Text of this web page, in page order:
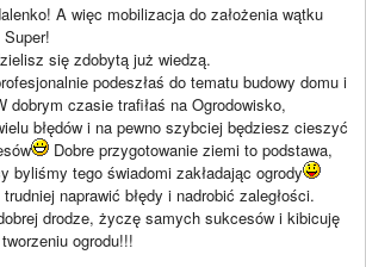
A więc mobilizacja do założenia wątku
Super!
się zdobytą już wiedzą.
podeszłaś do tematu budowy domu i
dobrym czasie trafiłaś na Ogrodowisko,
błędów i na pewno szybciej będziesz cieszyć
Dobre przygotowanie ziemi to podstawa,
byliśmy tego świadomi zakładając ogrody
naprawić błędy i nadrobić zaległości.
drodze, życzę samych sukcesów i kibicuję
ogrodu!!!